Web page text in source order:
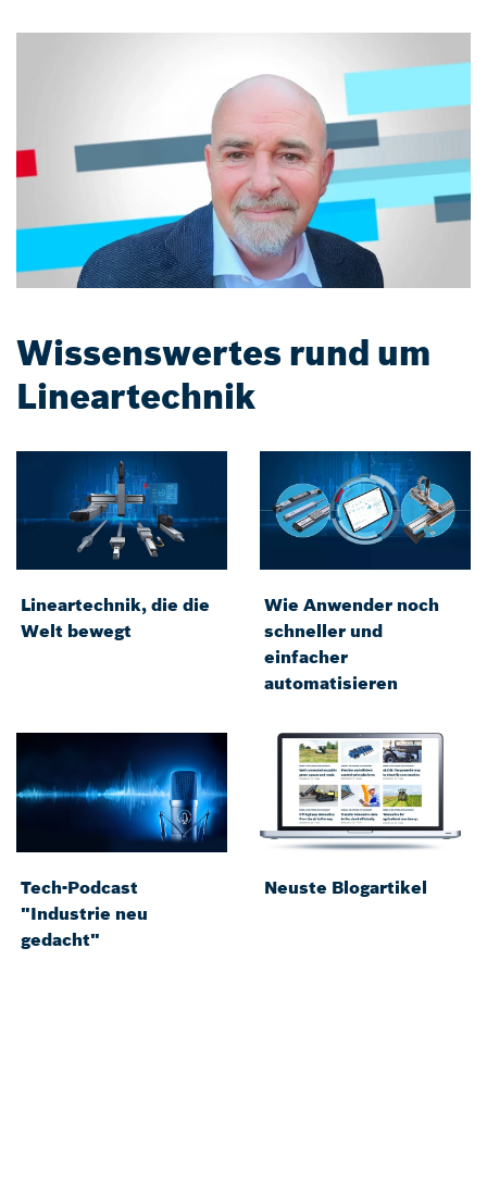
Wissenswertes rund um
Lineartechnik
Lineartechnik, die die
Welt bewegt
Wie Anwender noch
schneller und
einfacher
automatisieren
Tech-Podcast
"Industrie neu
gedacht"
Neuste Blogartikel